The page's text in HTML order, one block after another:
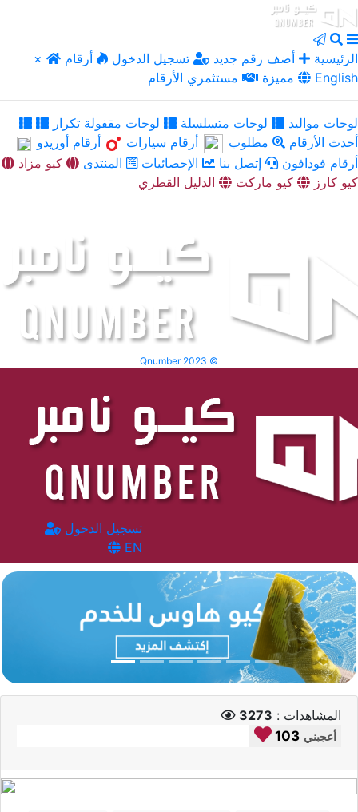
× الرئيسية أضف رقم جديد تسجيل الدخول
أرقام
مميزة
مستثمري الأرقام English
لوحات مواليد لوحات متسلسلة
لوحات مقفولة تكرار
أحدث الأرقام
مطلوب أرقام سيارات
أرقام أوريدو
أرقام فودافون
إتصل بنا الإحصائيات المنتدى
كيو مزاد
كيو كارز
كيو ماركت الدليل القطري
Qnumber 2023 ©
تسجيل الدخول
EN